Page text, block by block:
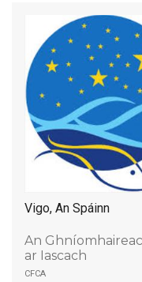
Vigo, An Spáinn
An
ar Iascach
cfca